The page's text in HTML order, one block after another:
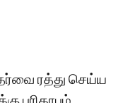
ரத்து செய்ய
பரிதாபம்